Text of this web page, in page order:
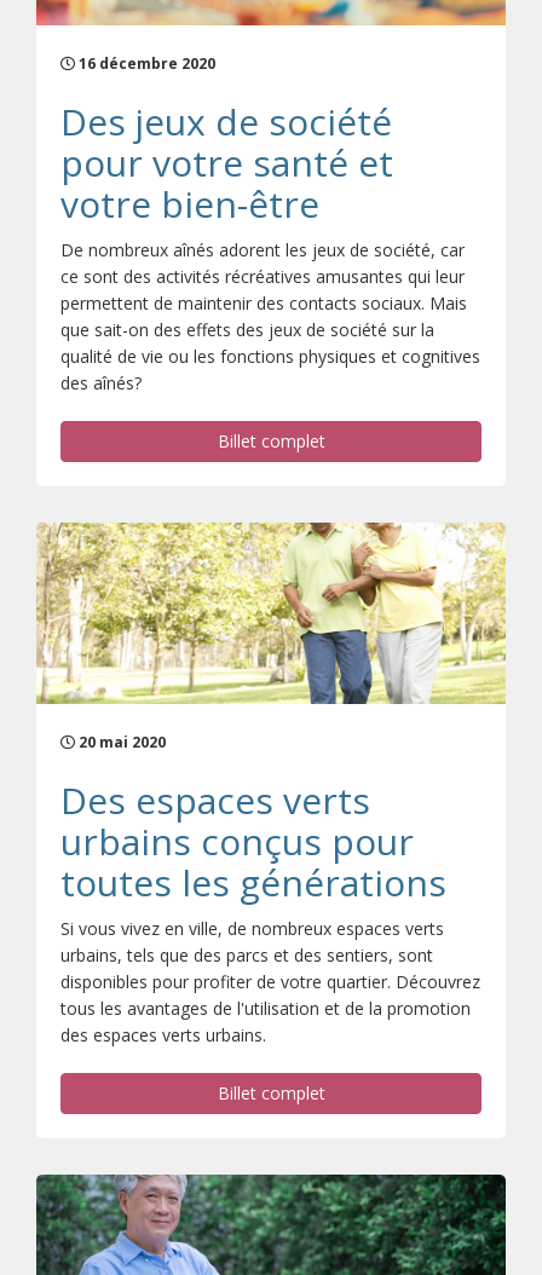
16 décembre 2020
Des jeux de société
pour votre santé et
votre bien-être
De nombreux aînés adorent les jeux de société, car
ce sont des activités récréatives amusantes qui leur
permettent de maintenir des contacts sociaux. Mais
que sait-on des effets des jeux de société sur la
qualité de vie ou les fonctions physiques et cognitives
des aînés?
Billet complet
20 mai 2020
Des espaces verts
urbains conçus pour
toutes les générations
Si vous vivez en ville, de nombreux espaces verts
urbains, tels que des parcs et des sentiers, sont
disponibles pour profiter de votre quartier. Découvrez
tous les avantages de l'utilisation et de la promotion
des espaces verts urbains.
Billet complet